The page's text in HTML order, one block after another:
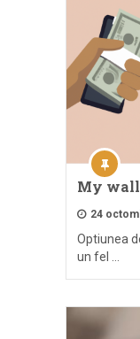
My
24
Optiunea
un fel …